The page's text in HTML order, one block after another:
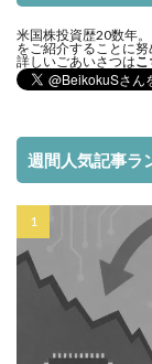
米国株投資歴20数年
をご紹介することに
詳しいごあいさつはこ
週間人気記事ラ